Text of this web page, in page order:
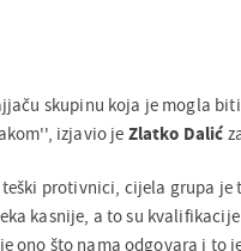
skupinu koja je mogla
izjavio je Zlatko Dalić
protivnici, cijela grupa je
kasnije, a to su
ono što nama odgovara i to